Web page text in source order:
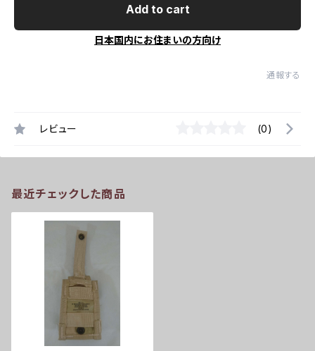
Add to cart
日本国内にお住まいの方向け
通報する
レビュー (0)
最近チェックした商品